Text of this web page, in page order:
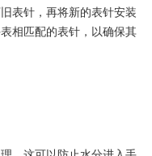
表针，再将新的表针安装
相匹配的表针，以确保其